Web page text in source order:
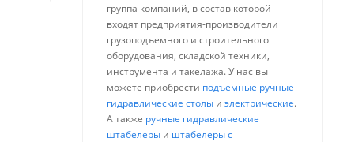
группа компаний, в состав которой
входят предприятия-производители
грузоподъемного и строительного
оборудования, складской техники,
инструмента и такелажа. У нас вы
можете приобрести подъемные ручные
гидравлические столы и электрические.
А также ручные гидравлические
штабелеры и штабелеры с